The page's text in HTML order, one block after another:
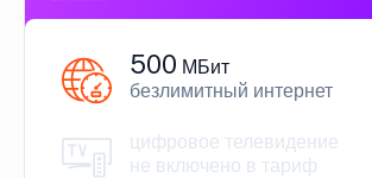
500 МБит
безлимитный интернет
цифровое телевидение
не включено в тариф